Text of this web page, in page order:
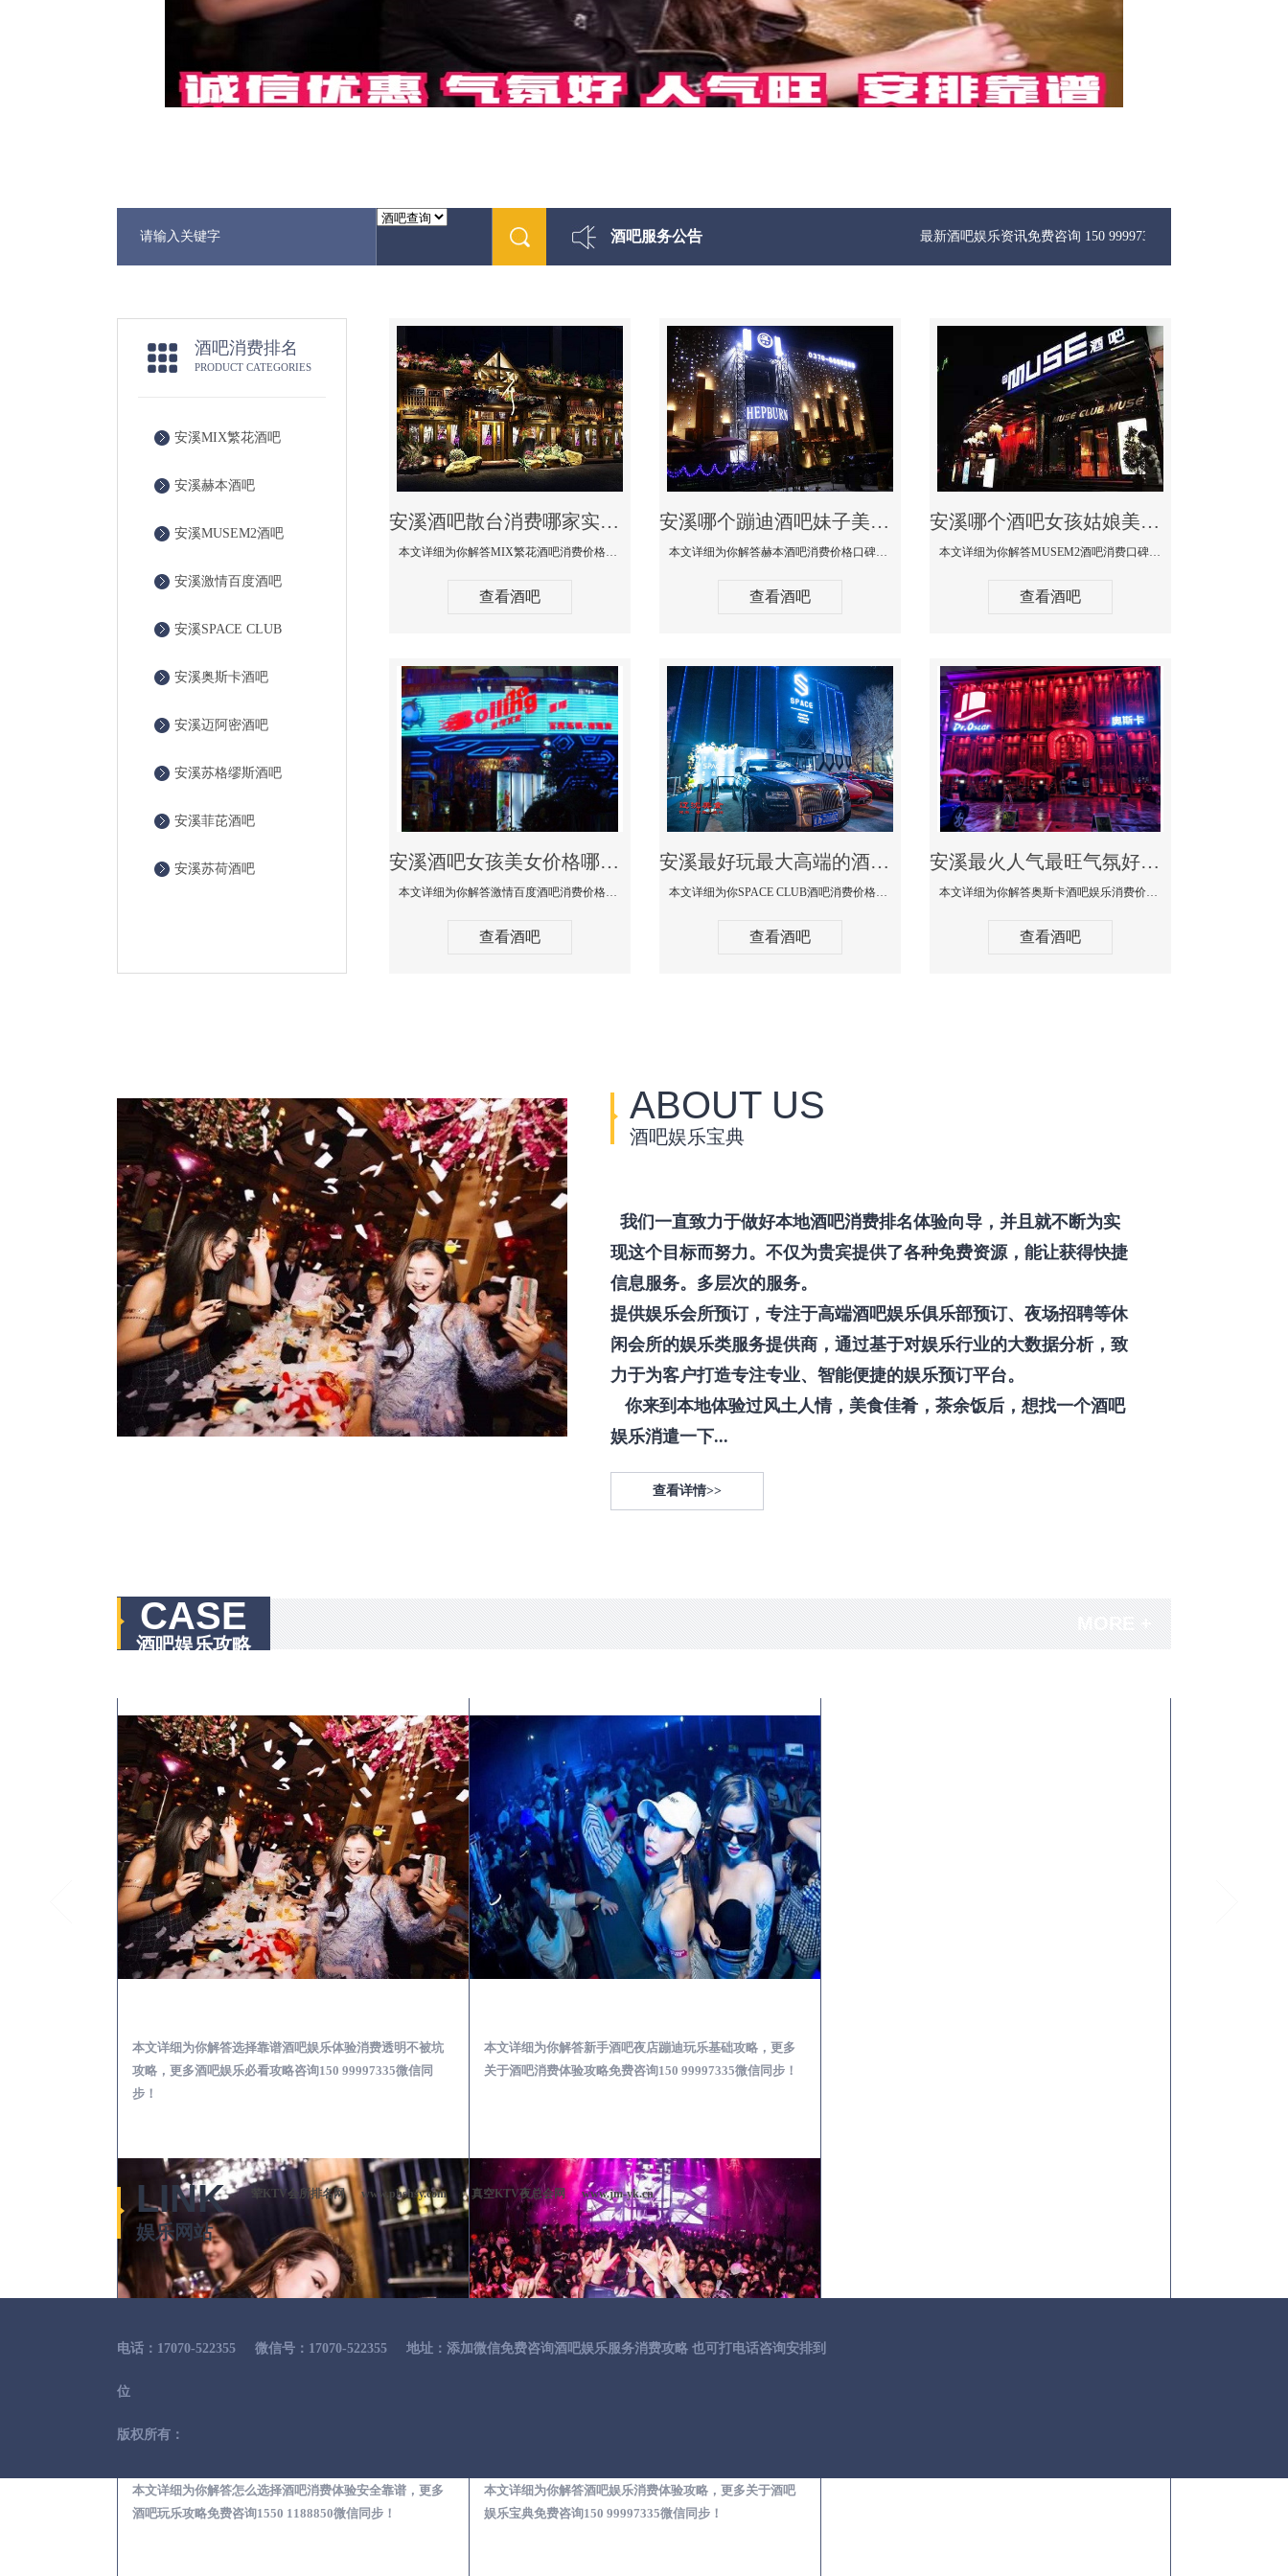
酒吧服务公告 最新酒吧娱乐资讯免费咨询 150 99997335微信同步
酒吧消费排名
PRODUCT CATEGORIES
安溪MIX繁花酒吧
安溪赫本酒吧
安溪MUSEM2酒吧
安溪激情百度酒吧
安溪SPACE CLUB
安溪奥斯卡酒吧
安溪迈阿密酒吧
安溪苏格缪斯酒吧
安溪菲芘酒吧
安溪苏荷酒吧
安溪酒吧散台消费哪家实惠-MIX繁花酒吧消费价格真实点评
本文详细为你解答MIX繁花酒吧消费价格真实点评，更多关于酒吧散台消费哪家实惠咨询免费咨询150 99997335微信同步
查看酒吧
安溪哪个蹦迪酒吧妹子美女多环境好-赫本酒吧消费价格口碑点评
本文详细为你解答赫本酒吧消费价格口碑点评，更多关于哪个蹦迪酒吧妹子美女多环境好咨询150 99997335微信同步！
查看酒吧
安溪哪个酒吧女孩姑娘美女多-MUSEM2酒吧消费口碑点评
本文详细为你解答MUSEM2酒吧消费口碑点评，更多关于哪个酒吧女孩姑娘美女多免费咨询150 99997335微信同步！
查看酒吧
安溪酒吧女孩美女价格哪家便宜-激情百度消费价格点评
本文详细为你解答激情百度酒吧消费价格点评，更多关于酒吧女孩美女价格哪家便宜免费咨询150 99997335微信同步！
查看酒吧
安溪最好玩最大高端的酒吧体验-SPACE CLUB酒吧消费点评
本文详细为你SPACE CLUB酒吧消费价格点评，更多关于最好玩最大高端的酒吧体验免费咨询150 99997335微信同步！
查看酒吧
安溪最火人气最旺气氛好的酒吧-奥斯卡酒吧消费价格口碑点评
本文详细为你解答奥斯卡酒吧娱乐消费价格点评，更多关于最火人气最旺气氛好的酒吧免费咨询150 99997335微信同步！
查看酒吧
ABOUT US
酒吧娱乐宝典
我们一直致力于做好本地酒吧消费排名体验向导，并且就不断为实
现这个目标而努力。不仅为贵宾提供了各种免费资源，能让获得快捷
信息服务。多层次的服务。
提供娱乐会所预订，专注于高端酒吧娱乐俱乐部预订、夜场招聘等休
闲会所的娱乐类服务提供商，通过基于对娱乐行业的大数据分析，致
力于为客户打造专注专业、智能便捷的娱乐预订平台。
你来到本地体验过风土人情，美食佳肴，茶余饭后，想找一个酒吧
娱乐消遣一下...
查看详情>>
CASE
酒吧娱乐攻略
本文详细为你解答选择靠谱酒吧娱乐体验消费透明不被坑
攻略，更多酒吧娱乐必看攻略咨询150 99997335微信同
步！
本文详细为你解答新手酒吧夜店蹦迪玩乐基础攻略，更多
关于酒吧消费体验攻略免费咨询150 99997335微信同步！
本文详细为你解答怎么选择酒吧消费体验安全靠谱，更多
酒吧玩乐攻略免费咨询1550 1188850微信同步！
本文详细为你解答酒吧娱乐消费体验攻略，更多关于酒吧
娱乐宝典免费咨询150 99997335微信同步！
LINK
娱乐网站
荤KTV会所排名网 www.phshsy.com 真空KTV夜总会网 www.jm-yk.cn
电话：17070-522355 微信号：17070-522355 地址：添加微信免费咨询酒吧娱乐服务消费攻略 也可打电话咨询安排到
位
版权所有：